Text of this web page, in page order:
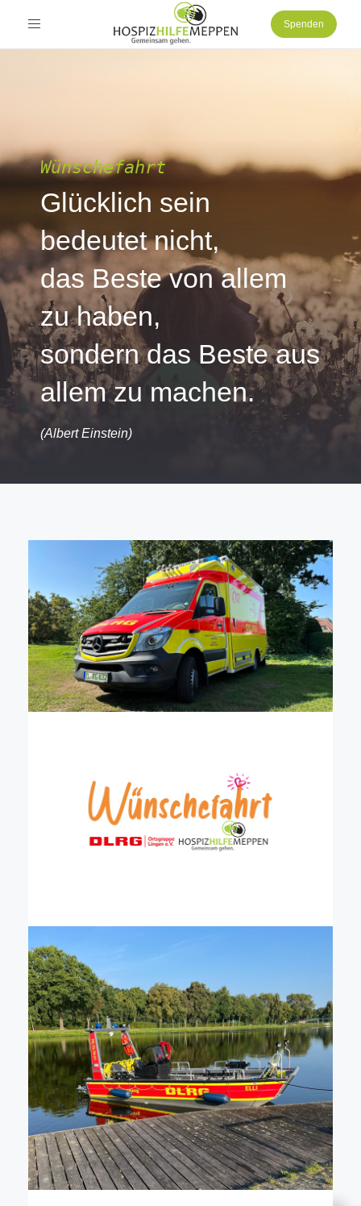
Toggle
Spenden
Wünschefahrt
Glücklich sein
bedeutet nicht,
das Beste von allem
zu haben,
sondern das Beste aus
allem zu machen.
(Albert Einstein)